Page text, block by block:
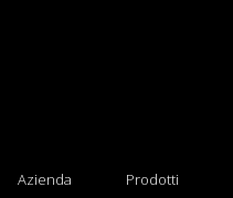
Azienda
Prodotti